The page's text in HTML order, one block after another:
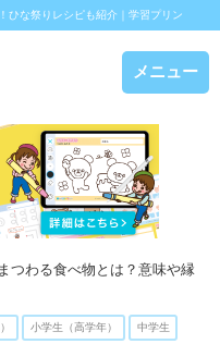
ひな祭りレシピも紹介｜学習プリン
メニュー
つわる食べ物とは？意味や縁
小学生（高学年） 中学生